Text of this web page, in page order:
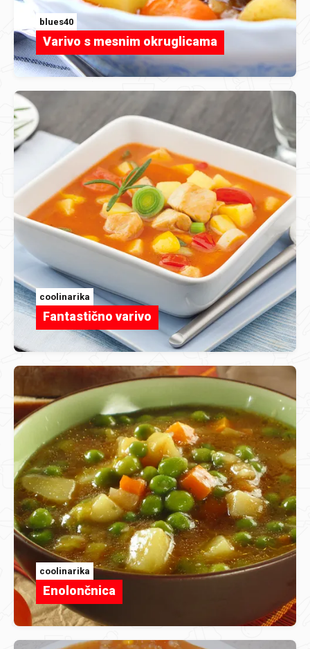
blues40
Varivo s mesnim okruglicama
coolinarika
Fantastično varivo
coolinarika
Enolončnica